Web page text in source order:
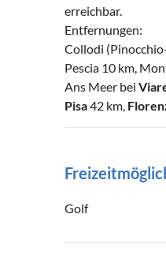
erreichbar.
Entfernungen:
Collodi
Pescia 10 km,
Ans Meer bei
Pisa42 km,
Golf